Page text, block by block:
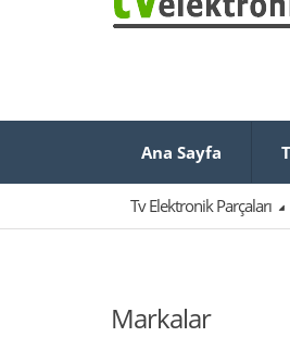
Ana Sayfa
Tv Elektronik Parçaları
Markalar